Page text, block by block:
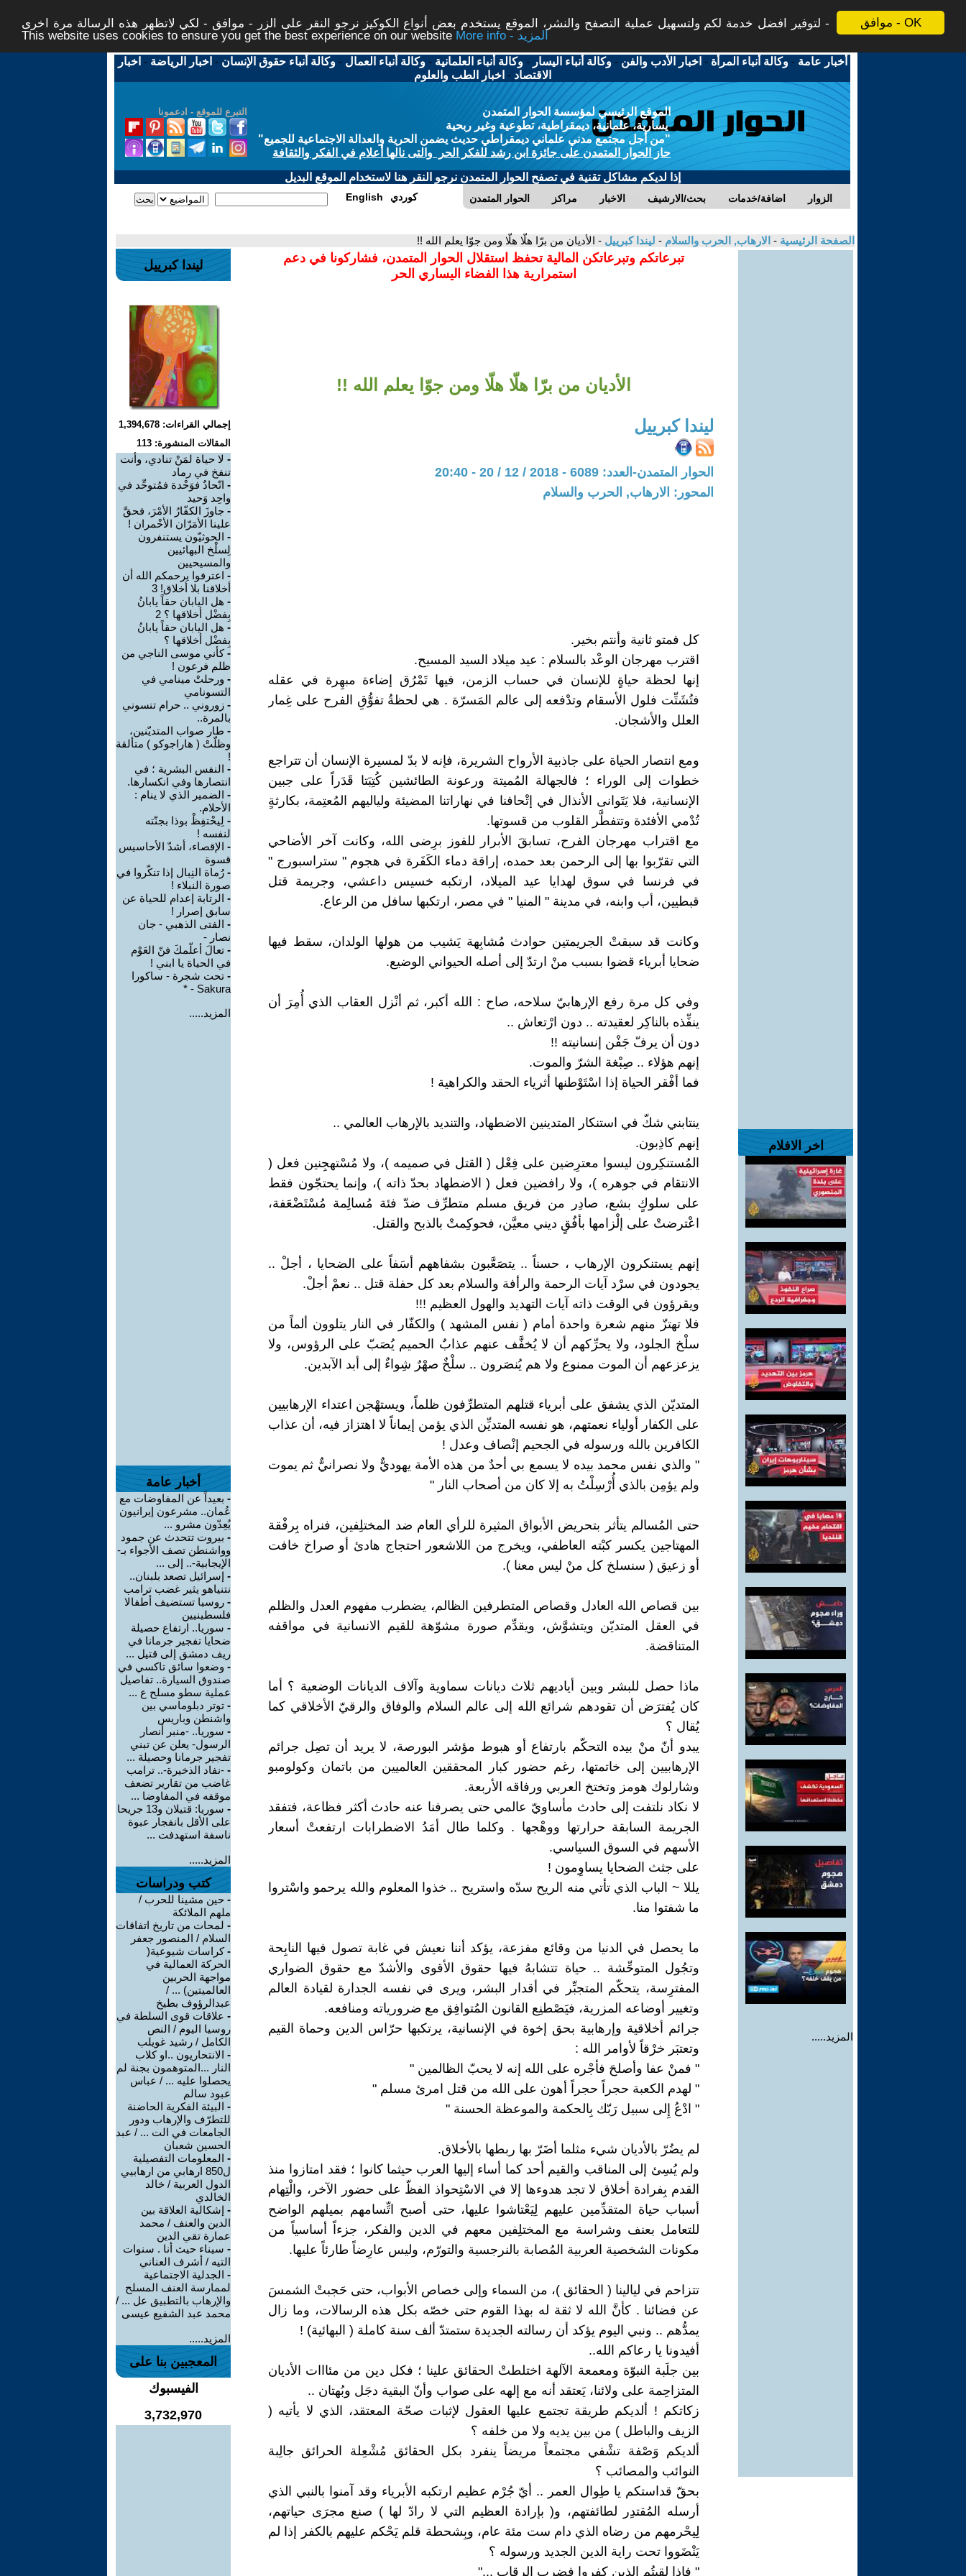
موافق - OK
لتوفير افضل خدمة لكم ولتسهيل عملية التصفح والنشر، الموقع يستخدم بعض أنواع الكوكيز نرجو النقر على الزر - موافق - لكي لاتظهر هذه الرسالة مرة اخرى -
This website uses cookies to ensure you get the best experience on our website
More info - المزيد
أخبار عامة -وكالة أنباء المرأة - اخبار الأدب والفن -وكالة أنباء اليسار -وكالة أنباء العلمانية -وكالة أنباء العمال -وكالة أنباء حقوق الإنسان - اخبار الرياضة - اخبار
الاقتصاد - اخبار الطب والعلوم
التبرع للموقع - ادعمونا
الموقع الرئيسي لمؤسسة الحوار المتمدن
يسارية، علمانية، ديمقراطية، تطوعية وغير ربحية
"من أجل مجتمع مدني علماني ديمقراطي حديث يضمن الحرية والعدالة الاجتماعية للجميع"
حاز الحوار المتمدن على جائزة ابن رشد للفكر الحر والتى نالها أعلام في الفكر والثقافة
إذا لديكم مشاكل تقنية في تصفح الحوار المتمدن نرجو النقر هنا لاستخدام الموقع البديل
الحوار المتمدن مراكز الاخبار بحث/الارشيف اضافة/خدمات الزوار English كوردي
الصفحة الرئيسية - الارهاب, الحرب والسلام - ليندا كبرييل - الأديان من برّا هلّا هلّا ومن جوّا يعلم الله !!
اخر الافلام
المزيد.....
تبرعاتكم وتبرعاتكن المالية تحفظ استقلال الحوار المتمدن، فشاركونا في دعم
استمرارية هذا الفضاء اليساري الحر
الأديان من برّا هلّا هلّا ومن جوّا يعلم الله !!
ليندا كبرييل
الحوار المتمدن-العدد: 6089 - 2018 / 12 / 20 - 20:40
المحور: الارهاب, الحرب والسلام
كل فمتو ثانية وأنتم بخير.
اقترب مهرجان الوعْد بالسلام : عيد ميلاد السيد المسيح.
إنها لحظة حياةٍ للإنسان في حساب الزمن، فيها تَمْرُق إضاءة مبهِرة في عقله
فتُشَتِّت فلول الأسقام وتدْفعه إلى عالم المَسرّة . هي لحظةُ تفوُّقِ الفرح على غِمار
العلل والأشجان.
ومع انتصار الحياة على جاذبية الأرواح الشريرة، فإنه لا بدّ لمسيرة الإنسان أن تتراجع
خطوات إلى الوراء ؛ فالجهالة المُميتة ورعونة الطائشين كُتِبَتا قَدَراً على جبين
الإنسانية، فلا يَتَوانى الأنذال في إتْحافنا في نهاراتنا المضيئة ولياليهم المُعتِمة، بكارثةٍ
تُدْمي الأفئدة وتتفطَّر القلوب من قسوتها.
مع اقتراب مهرجان الفرح، تسابقَ الأبرار للفوز برِضى الله، وكانت آخر الأضاحي
التي تقرّبوا بها إلى الرحمن بعد حمده، إراقة دماء الكَفَرة في هجوم " ستراسبورج "
في فرنسا في سوق لهدايا عيد الميلاد، ارتكبه خسيس داعشي، وجريمة قتل
قبطيين، أب وابنه، في مدينة " المنيا " في مصر، ارتكبها سافل من الرعاع.
وكانت قد سبقتْ الجريمتين حوادث مُشابِهة يَشيب من هولها الولدان، سقط فيها
ضحايا أبرياء قضوا بسبب منْ ارتدّ إلى أصله الحيواني الوضيع.
وفي كل مرة رفع الإرهابيّ سلاحه، صاح : الله أكبر، ثم أنْزل العقاب الذي أُمِرَ أن
ينفِّذه بالناكِر لعقيدته .. دون ارْتعاش ..
دون أن يرفّ جَفْن إنسانيته !!
إنهم هؤلاء .. صِبْغة الشرّ والموت.
فما أفْقر الحياة إذا اسْتَوْطنها أثرياء الحقد والكراهية !
ينتابني شكّ في استنكار المتدينين الاضطهاد، والتنديد بالإرهاب العالمي ..
إنهم كاذِبون.
المُستنكِرون ليسوا معترِضين على فِعْل ( القتل في صميمه )، ولا مُسْتهجِنين فعل (
الانتقام في جوهره )، ولا رافضين فعل ( الاضطهاد بحدّ ذاته )، وإنما يحتجّون فقط
على سلوكٍ بشع، صادِر من فريق مسلم متطرِّف ضدّ فئة مُسالِمة مُسْتَضْعَفة،
اعْترضتْ على إلْزامها بأفُقٍ ديني معيَّن، فحوكِمتْ بالذبح والقتل.
إنهم يستنكرون الإرهاب ، حسناً .. يتصَعَّبون بشفاههم أسَفاً على الضحايا ، أجلْ ..
يجودون في سرْد آيات الرحمة والرأفة والسلام بعد كل حفلة قتل .. نعمْ أجلْ.
ويقرؤون في الوقت ذاته آيات التهديد والهول العظيم !!!
فلا تهتزّ منهم شعرة واحدة أمام ( نفس المشهد ) والكفّار في النار يتلوون ألماً من
سلْخ الجلود، ولا يحرِّكهم أن لا يُخفَّف عنهم عذابٌ الحميم يُصَبّ على الرؤوس، ولا
يزعزعهم أن الموت ممنوع ولا هم يُنصَرون .. سلْخٌ صهْرٌ شِواءٌ إلى أبد الآبدين.
المتديّن الذي يشفق على أبرياء قتلهم المتطرِّفون ظلماً، ويستهْجن اعتداء الإرهابيين
على الكفار أولياء نعمتهم، هو نفسه المتديِّن الذي يؤمن إيماناً لا اهتزاز فيه، أن عذاب
الكافرين بالله ورسوله في الجحيم إنْصاف وعدل !
" والذي نفس محمد بيده لا يسمع بي أحدٌ من هذه الأمة يهوديٌّ ولا نصرانيٌّ ثم يموت
ولم يؤمِن بالذي أُرْسِلْتُ به إلا كان من أصحاب النار "
حتى المُسالم يتأثر بتحريض الأبواق المثيرة للرأي العام ضد المختلِفين، فنراه بِرفْقة
المهتاجين يكسر كبْته العاطفي، ويخرج من اللاشعور احتجاج هادئ أو صراخ خافت
أو زعيق ( سنسلخ كل منْ ليس معنا ).
بين قصاص الله العادل وقصاص المتطرفين الظالم، يضطرب مفهوم العدل والظلم
في العقل المتديّن ويتشوَّش، ويقدِّم صورة مشوّهة للقيم الانسانية في مواقفه
المتناقضة.
ماذا حصل للبشر وبين أياديهم ثلاث ديانات سماوية وآلاف الديانات الوضعية ؟ أما
كان يُفترَض أن تقودهم شرائع الله إلى عالم السلام والوفاق والرقيّ الأخلاقي كما
يُقال ؟
يبدو أنّ منْ بيده التحكّم بارتفاع أو هبوط مؤشر البورصة، لا يريد أن تصِل جرائم
الإرهابيين إلى خاتمتها، رغم حضور كبار المحققين العالميين من باتمان وكولومبو
وشارلوك هومز وتختخ العربي ورفاقه الأربعة.
لا نكاد نلتفت إلى حادث مأساويّ عالمي حتى يصرفنا عنه حادث أكثر فظاعة، فتفقد
الجريمة السابقة حرارتها ووهْجها . وكلما طال أمَدُ الاضطرابات ارتفعتْ أسعار
الأسهم في السوق السياسي.
على جثث الضحايا يساوِمون !
يللا ~ الباب الذي تأتي منه الريح سدّه واستريح .. خذوا المعلوم والله يرحمو واسْتروا
ما شفتوا منا.
ما يحصل في الدنيا من وقائع مفزعة، يؤكد أننا نعيش في غابة تصول فيها النابِحة
وتجُول المتوحِّشة .. حياة تتشابهُ فيها حقوق الأقوى والأشدّ مع حقوق الضواري
المفترِسة، يتحكّم المتجبِّر في أقدار البشر، ويرى في نفسه الجدارة لقيادة العالم
وتغيير أوضاعه المزرية، فيَصْطنِع القانون المُتوافِق مع ضرورياته ومنافعه.
جرائم أخلاقية وإرهابية بحق إخوة في الإنسانية، يرتكبها حرّاس الدين وحماة القيم
وتعتبَر خرْقاً لأوامر الله :
" فمنْ عفا وأصلحَ فأجْره على الله إنه لا يحبّ الظالمين "
" لهدم الكعبة حجراً حجراً أهون على الله من قتل امرئ مسلم "
" ادْعُ إِلى سبيل رَبّك بِالحكمة والموعظة الحسنة "
لم يضُرّ بالأديان شيء مثلما أضَرّ بها ربطها بالأخلاق.
ولم يُسِئ إلى المناقب والقيم أحد كما أساء إليها العرب حيثما كانوا ؛ فقد امتازوا منذ
القدم بِفرادة أخلاق لا تجد هدوءها إلا في الاسْتِحواذ الفظّ على حضور الآخر، والْتِهام
أسباب حياة المتقدِّمين عليهم لِيَعْتاشوا عليها، حتى أصبح اتِّسامهم بميلهم الواضح
للتعامل بعنف وشراسة مع المختلِفين معهم في الدين والفكر، جزءاً أساسياً من
مكونات الشخصية العربية المُصابة بالنرجسية والتورّم، وليس عارِضاً طارئاً عليها.
تتزاحم في ليالينا ( الحقائق )، من السماء وإلى خصاص الأبواب، حتى حَجبتْ الشمسَ
عن فضائنا . كأنَّ الله لا ثقة له بهذا القوم حتى خصّه بكل هذه الرسالات، وما زال
يمدُّهم .. ونبي اليوم يؤكد أن رسالته الجديدة ستمتدّ ألف سنة كاملة ( البهائية) !
أفيدونا يا رعاكم الله..
بين جلَبة النبوّة ومعمعة الآلهة اختلطتْ الحقائق علينا ؛ فكل دين من مئااات الأديان
المتزاحِمة على ولائنا، يَعتقد أنه مع إلهه على صواب وأنّ البقية دجَل وبُهتان ..
زكاتكم ! ألديكم طريقة تجتمع عليها العقول لإثبات صحّة المعتقد، الذي لا يأتيه (
الزيف والباطل ) من بين يديه ولا من خلفه ؟
ألديكم وَصْفة تشْفي مجتمعاً مريضاً ينفرد بكل الحقائق مُشْعِلة الحرائق جالِبة
النوائب والمصائب ؟
بحقّ قداستكم يا طِوال العمر .. أيّ جُرْم عظيم ارتكبه الأبرياء وقد آمنوا بالنبي الذي
أرسله المُقتدِر لطائفتهم، و( بإرادة العظيم التي لا رادّ لها ) صنع مجرَى حياتهم،
لِيحْرمهم من رضاه الذي دام ست مئة عام، وبِشحطة قلم يَحْكم عليهم بالكفر إذا لم
يَنْضَووا تحت راية الدين الجديد ورسوله ؟
" فإذا لقيتُم الذين كفروا فضرب الرقاب ..."
ليندا كبرييل
إجمالي القراءات: 1,394,678
المقالات المنشورة: 113
- لا حياة لمَنْ تنادي، وأنت
تنفخ في رماد
- اتّحادٌ فوَحْدة فمُتوحِّد في
واحِد وَحيد
- جاوزَ الكفّارُ الأمْرَ، فحقَّ
علينا الأمَرّان الأحْمران !
- الحوثيّون يستنفرون
لِسلْخ البهائيين
والمسيحيين
- اعترفوا يرحمكم الله أن
أخلاقنا بلا أخلاق! 3
- هل اليابان حقاً يابانُ
بِفضْل أخلاقها ؟ 2
- هل اليابان حقاً يابانُ
بِفضْل أخلاقها ؟
-كأني موسى الناجي من
ظلم فرعون !
- ورحلتْ مينامي في
التسونامي
- زوروني .. حرام تنسوني
بالمرة..
- طار صواب المتديّنين،
وظلّتْ ( هاراجوكو ) متألقة
!
- النفس البشرية ؛ في
انتصارها وفي انكسارها.
- الضمير الذي لا ينام :
الأحلام.
- لِيحْتفِظْ بوذا بجنّته
لنفسه !
- الإقصاء، أشدّ الأحاسيس
قسوة
- رُماة النِبال إذا تنكّروا في
صورة النبلاء !
- الرتابة إعدام للحياة عن
سابق إصرار !
- الفتى الذهبي - جان
نصار -
- تعالَ أعلّمكَ فنّ العَوْم
في الحياة يا ابني !
- تحت شجرة - ساكورا
Sakura - *
المزيد.....
أخبار عامة
- بعيداً عن المفاوضات مع
عُمان.. مشرعون إيرانيون
يُعِدّون مشرو ...
- بيروت تتحدث عن جمود
وواشنطن تصف الأجواء بـ-
الإيجابية-.. إلى ...
- إسرائيل تصعد بلبنان..
نتنياهو يثير غضب ترامب
- روسيا تستضيف أطفالا
فلسطينيين
- سوريا.. ارتفاع حصيلة
ضحايا تفجير جرمانا في
ريف دمشق إلى قتيل ...
- وضعوا سائق تاكسي في
صندوق السيارة.. تفاصيل
عملية سطو مسلح ع ...
- توتر دبلوماسي بين
واشنطن وباريس
- سوريا.. -منبر أنصار
الرسول- يعلن عن تبني
تفجير جرمانا وحصيلة ...
- -نفاد الذخيرة-.. ترامب
غاضب من تقارير تضعف
موقفه في المفاوضا ...
-
سوريا: قتيلان و13 جريحا
على الأقل بانفجار عبوة
ناسفة استهدفت ...
المزيد.....
كتب ودراسات
- حين مشينا للحرب /
ملهم الملائكة
- لمحات من تاريخ اتفاقات
السلام / المنصور جعفر
-كراسات شيوعية(
الحركة العمالية في
مواجهة الحربين
العالميتين) ... /
عبدالرؤوف بطيخ
- علاقات قوى السلطة في
روسيا اليوم / النص
الكامل / رشيد غويلب
- الانتحاريون ..او كلاب
النار ...المتوهمون بجنة لم
يحصلوا عليه ... / عباس
عبود سالم
- البيئة الفكرية الحاضنة
للتطرّف والإرهاب ودور
الجامعات في الت ... / عبد
الحسين شعبان
- المعلومات التفصيلية
ل850 ارهابي من ارهابيي
الدول العربية / خالد
الخالدي
- إشكالية العلاقة بين
الدين والعنف / محمد
عمارة تقي الدين
- سيناء حيث أنا . سنوات
التيه / أشرف العناني
- الجدلية الاجتماعية
لممارسة العنف المسلح
والإرهاب بالتطبيق عل ... /
محمد عبد الشفيع عيسى
المزيد.....
المعجبين بنا على
الفيسبوك
3,732,970